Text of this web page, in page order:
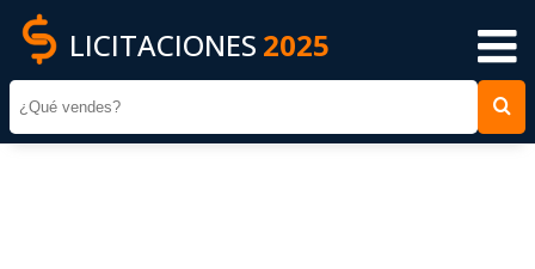
LICITACIONES 2025